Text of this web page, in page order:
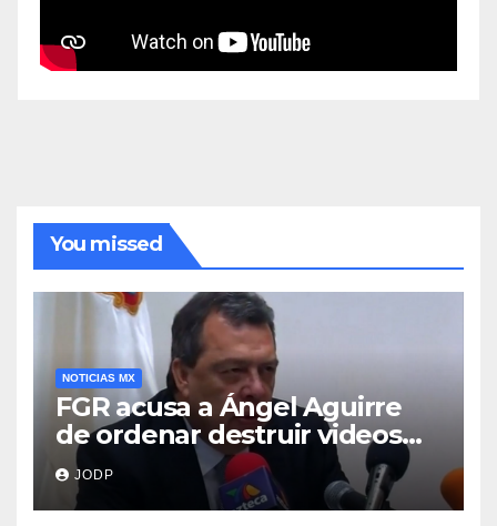
You missed
NOTICIAS MX
FGR acusa a Ángel Aguirre
de ordenar destruir videos
clave del caso Ayotzinapa
JODP